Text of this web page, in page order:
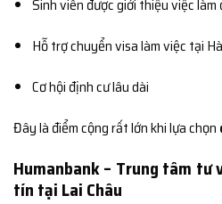
Sinh viên được giới thiệu việc
Hỗ trợ chuyển visa làm việc tại
Cơ hội định cư lâu dài
Đây là điểm cộng rất lớn khi lựa chọn
Humanbank – Trung tâm tư
tín tại Lai Châu